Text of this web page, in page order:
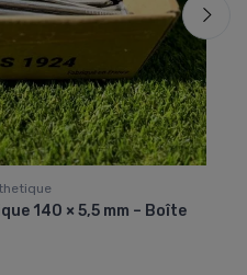
140 × 5,5 mm – Boîte